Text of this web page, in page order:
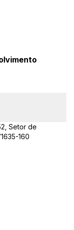
Setor de
160